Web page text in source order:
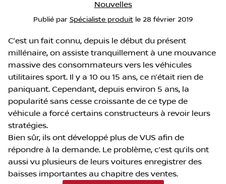
Nouvelles
Publié par Spécialiste produit le 28 février 2019
C’est un fait connu, depuis le début du présent
millénaire, on assiste tranquillement à une mouvance
massive des consommateurs vers les véhicules
utilitaires sport. Il y a 10 ou 15 ans, ce n’était rien de
paniquant. Cependant, depuis environ 5 ans, la
popularité sans cesse croissante de ce type de
véhicule a forcé certains constructeurs à revoir leurs
stratégies.
Bien sûr, ils ont développé plus de VUS afin de
répondre à la demande. Le problème, c’est qu’ils ont
aussi vu plusieurs de leurs voitures enregistrer des
baisses importantes au chapitre des ventes.